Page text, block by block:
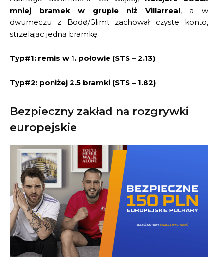
mniej bramek w grupie niż Villarreal, a w
dwumeczu z Bodø/Glimt zachował czyste konto,
strzelając jedną bramkę.
Typ#1: remis w 1. połowie (STS – 2.13)
Typ#2: poniżej 2.5 bramki (STS – 1.82)
Bezpieczny zakład na rozgrywki
europejskie